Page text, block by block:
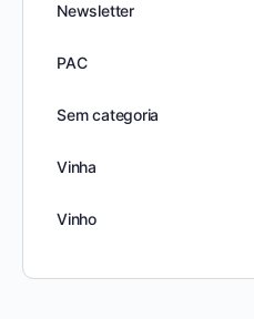
Newsletter
PAC
Sem categoria
Vinha
Vinho